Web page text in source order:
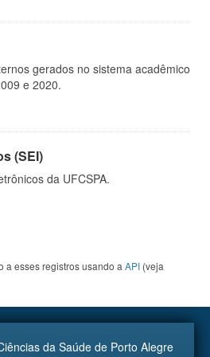
gerados no sistema acadêmico
e 2020.
(SEI)
da UFCSPA.
a esses registros usando a API (veja
da Saúde de Porto Alegre